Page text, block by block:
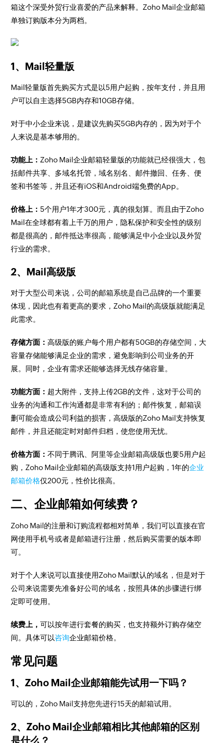
箱这个深受外贸行业喜爱的产品来解释。Zoho Mail企业邮箱
单独订购版本分为两档。
1、Mail轻量版
Mail轻量版首先购买方式是以5用户起购，按年支付，并且用
户可以自主选择5GB内存和10GB存储。
对于中小企业来说，是建议先购买5GB内存的，因为对于个
人来说是基本够用的。
功能上： Zoho Mail企业邮箱轻量版的功能就已经很强大，包
括邮件共享、多域名托管，域名别名、邮件撤回、任务、便
签和书签等，并且还有iOS和Android端免费的App。
价格上： 5个用户1年才300元，真的很划算。而且由于Zoho
Mail在全球都有着上千万的用户，隐私保护和安全性的级别
都是很高的，邮件抵达率很高，能够满足中小企业以及外贸
行业的需求。
2、Mail高级版
对于大型公司来说，公司的邮箱系统是自己品牌的一个重要
体现，因此也有着更高的要求，Zoho Mail的高级版就能满足
此需求。
存储方面：高级版的账户每个用户都有50GB的存储空间，大
容量存储能够满足企业的需求，避免影响到公司业务的开
展。同时，企业有需求还能够选择无线存储容量。
功能方面： 超大附件，支持上传2GB的文件，这对于公司的
业务的沟通和工作沟通都是非常有利的；邮件恢复，邮箱误
删可能会造成公司利益的损害，高级版的Zoho Mail支持恢复
邮件，并且还能定时对邮件归档，使您使用无忧。
价格方面：不同于腾讯、阿里等企业邮箱高级版也要5用户起
购，Zoho Mail企业邮箱的高级版支持1用户起购，1年的企业
邮箱价格仅200元，性价比很高。
二、企业邮箱如何续费？
Zoho Mail的注册和订购流程都相对简单，我们可以直接在官
网使用手机号或者是邮箱进行注册，然后购买需要的版本即
可。
对于个人来说可以直接使用Zoho Mail默认的域名，但是对于
公司来说需要先准备好公司的域名，按照具体的步骤进行绑
定即可使用。
续费上，可以按年进行套餐的购买，也支持额外订购存储空
间。具体可以咨询企业邮箱价格。
常见问题
1、Zoho Mail企业邮箱能先试用一下吗？
可以的，Zoho Mail支持您先进行15天的邮箱试用。
2、Zoho Mail企业邮箱相比其他邮箱的区别
是什么？